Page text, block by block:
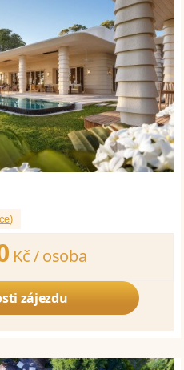
)
Kč /osoba
zájezdu